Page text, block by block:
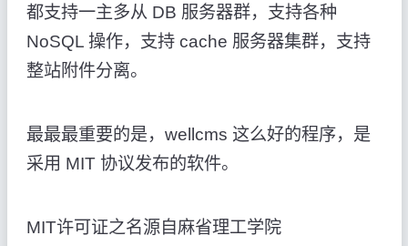
都支持一主多从 DB 服务器群，支持各种
NoSQL 操作，支持 cache 服务器集群，支持
整站附件分离。
最最最重要的是，wellcms 这么好的程序，是
采用 MIT 协议发布的软件。
MIT许可证之名源自麻省理工学院